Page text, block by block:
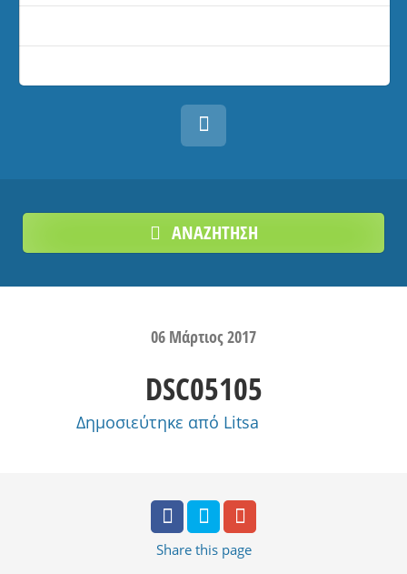
ΑΝΑΖΗΤΗΣΗ
06 Μάρτιος2017
DSC05105
Δημοσιεύτηκε από Litsa
Share this page